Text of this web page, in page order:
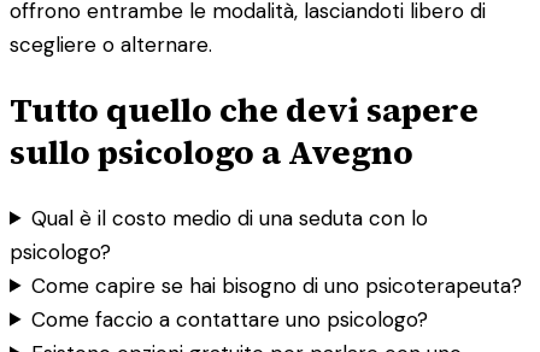
offrono entrambe le modalità, lasciandoti libero di
scegliere o alternare.
Tutto quello che devi sapere
sullo psicologo a Avegno
Qual è il costo medio di una seduta con lo
psicologo?
Come capire se hai bisogno di uno psicoterapeuta?
Come faccio a contattare uno psicologo?